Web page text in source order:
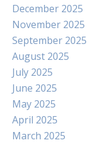
December 2025
November 2025
September 2025
August 2025
July 2025
June 2025
May 2025
April 2025
March 2025